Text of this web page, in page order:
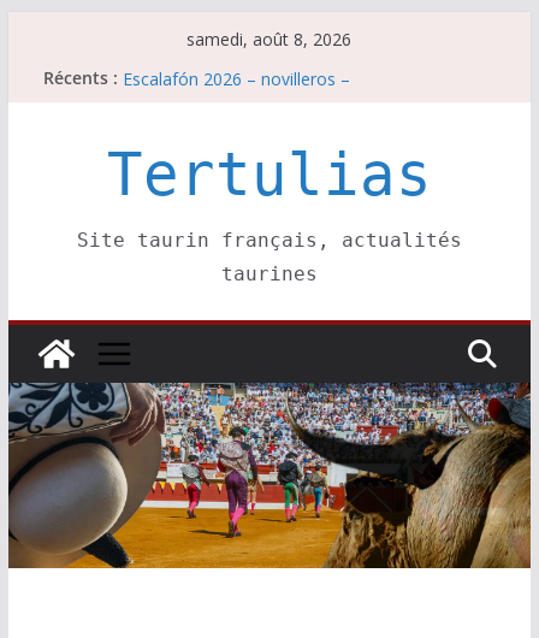
samedi, août 8, 2026
Récents : Escalafón 2026 – matadors de toros-
Maurrin, rendez vous est pris pour l’an prochain.
Les brèves du vendredi 7 août
Tertulias
Site taurin français, actualités
taurines